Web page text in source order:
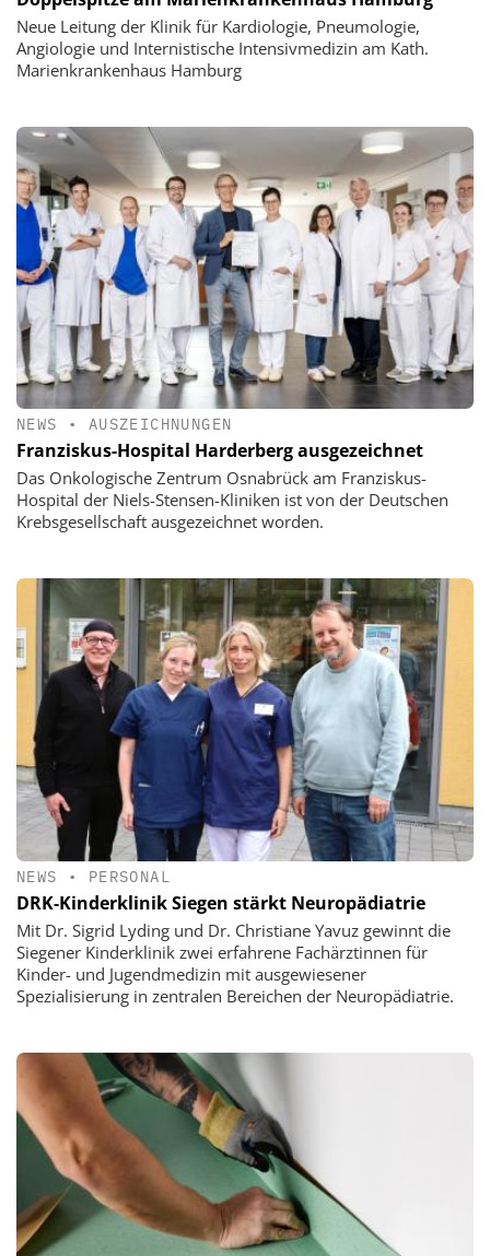
Neue Leitung der Klinik für Kardiologie, Pneumologie,
Angiologie und Internistische Intensivmedizin am Kath.
Marienkrankenhaus Hamburg
NEWS • AUSZEICHNUNGEN
Franziskus-Hospital Harderberg ausgezeichnet
Das Onkologische Zentrum Osnabrück am Franziskus-
Hospital der Niels-Stensen-Kliniken ist von der Deutschen
Krebsgesellschaft ausgezeichnet worden.
NEWS • PERSONAL
DRK-Kinderklinik Siegen stärkt Neuropädiatrie
Mit Dr. Sigrid Lyding und Dr. Christiane Yavuz gewinnt die
Siegener Kinderklinik zwei erfahrene Fachärztinnen für
Kinder- und Jugendmedizin mit ausgewiesener
Spezialisierung in zentralen Bereichen der Neuropädiatrie.